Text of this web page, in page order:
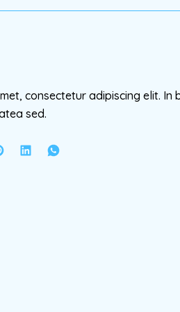
consectetur adipiscing elit. In
sed.